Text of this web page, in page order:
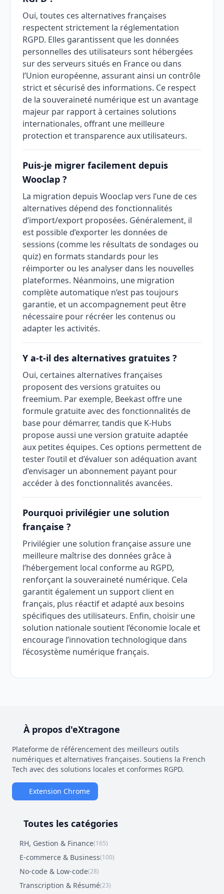
Oui, toutes ces alternatives françaises
respectent strictement la réglementation
RGPD. Elles garantissent que les données
personnelles des utilisateurs sont hébergées
sur des serveurs situés en France ou dans
l’Union européenne, assurant ainsi un contrôle
strict et sécurisé des informations. Ce respect
de la souveraineté numérique est un avantage
majeur par rapport à certaines solutions
internationales, offrant une meilleure
protection et transparence aux utilisateurs.
Puis-je migrer facilement depuis
Wooclap ?
La migration depuis Wooclap vers l’une de ces
alternatives dépend des fonctionnalités
d’import/export proposées. Généralement, il
est possible d’exporter les données de
sessions (comme les résultats de sondages ou
quiz) en formats standards pour les
réimporter ou les analyser dans les nouvelles
plateformes. Néanmoins, une migration
complète automatique n’est pas toujours
garantie, et un accompagnement peut être
nécessaire pour récréer les contenus ou
adapter les activités.
Y a-t-il des alternatives gratuites ?
Oui, certaines alternatives françaises
proposent des versions gratuites ou
freemium. Par exemple, Beekast offre une
formule gratuite avec des fonctionnalités de
base pour démarrer, tandis que K-Hubs
propose aussi une version gratuite adaptée
aux petites équipes. Ces options permettent de
tester l’outil et d’évaluer son adéquation avant
d’envisager un abonnement payant pour
accéder à des fonctionnalités avancées.
Pourquoi privilégier une solution
française ?
Privilégier une solution française assure une
meilleure maîtrise des données grâce à
l’hébergement local conforme au RGPD,
renforçant la souveraineté numérique. Cela
garantit également un support client en
français, plus réactif et adapté aux besoins
spécifiques des utilisateurs. Enfin, choisir une
solution nationale soutient l’économie locale et
encourage l’innovation technologique dans
l’écosystème numérique français.
À propos d'eXtragone
Plateforme de référencement des meilleurs outils
numériques et alternatives françaises. Soutiens la French
Tech avec des solutions locales et conformes RGPD.
Extension Chrome
Toutes les catégories
RH, Gestion & Finance(165)
E-commerce & Business(100)
No-code & Low-code(28)
Transcription & Résumé(23)